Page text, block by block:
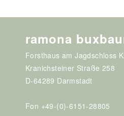
ramona
Forsthaus am Jagdschloss
Kranichsteiner Straße 258
D-64289 Darmstadt
Fon +49-(0)-6151-28805